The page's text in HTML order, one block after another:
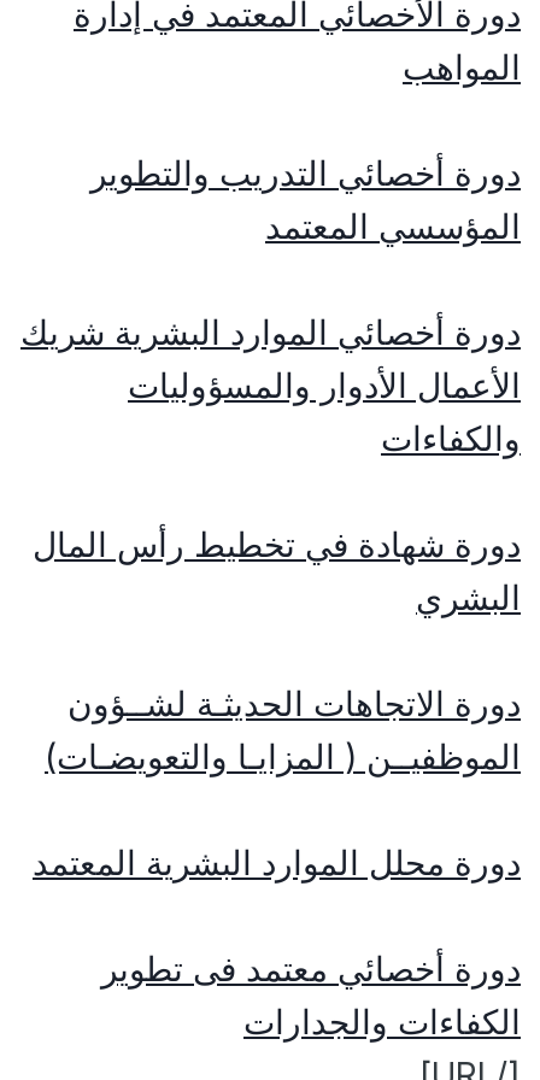
دورة الأخصائي المعتمد في إدارة
المواهب
دورة أخصائي التدريب والتطوير
المؤسسي المعتمد
دورة أخصائي الموارد البشرية شريك
الأعمال الأدوار والمسؤوليات
والكفاءات
دورة شهادة في تخطيط رأس المال
البشري
دورة الاتجاهات الحديثـة لشــؤون
الموظفيــن ( المزايـا والتعويضـات)
دورة محلل الموارد البشرية المعتمد
دورة أخصائي معتمد فى تطوير
الكفاءات والجدارات